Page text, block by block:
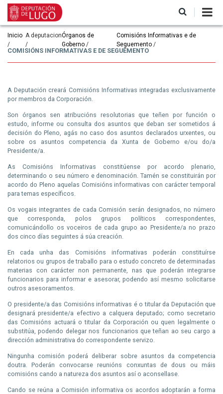
contido
principal
Miga
de
pan
Inicio A deputacionÓrganos de
Goberno
Comisións Informativas e de
Seguemento
COMISIÓNS INFORMATIVAS E DE SEGUEMENTO
A Deputación creará Comisións Informativas integradas exclusivamente
por membros da Corporación.
Son órganos sen atribucións resolutorias que teñen por función o
estudo, informe ou consulta dos asuntos que deban ser sometidos á
decisión do Pleno, agás no caso dos asuntos declarados urxentes, ou
sobre os asuntos competencia da Xunta de Goberno e/ou do/a
Presidente/a.
As Comisións Informativas constitúense por acordo plenario,
determinando o seu número e denominación. Tamén se constituirán por
acordo do Pleno aquelas Comisións informativas con carácter temporal
para temas específicos.
Os vogais integrantes de cada Comisión serán designados, no número
que corresponda, polos grupos políticos correspondentes,
comunicándollo os voceiros de cada grupo ao Presidente/a no prazo
dos cinco días seguintes á súa creación.
En cada unha das Comisións informativas poderán constituírse
relatorios ou grupos de traballo para o estudo concreto de determinadas
materias con carácter non permanente, nas que poderán integrarse
funcionarios para informar e asesorar, podendo así mesmo solicitarse
outros asesoramentos.
O presidente/a das Comisións informativas é o titular da Deputación que
designará presidente/a efectivo a calquera deputado; como secretario
das Comisións actuará o titular da Corporación ou quen legalmente o
substitúa, podendo delegar nos funcionarios que teñan ao seu cargo a
dirección administrativa do correspondente servizo.
Ningunha comisión poderá deliberar sobre asuntos da competencia
doutra. Poderán convocarse reunións conxuntas de dous ou máis
comisións cando a natureza dos asuntos así o aconsellase.
Cando se reúna a Comisión informativa os acordos adoptarán a forma